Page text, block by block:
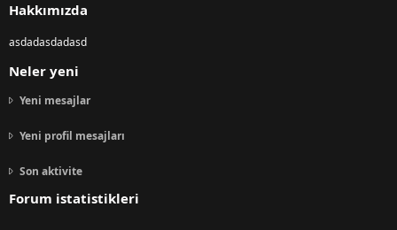
Hakkımızda
asdadasdadasd
Neler yeni
Yeni mesajlar
Yeni profil mesajları
Son aktivite
Forum istatistikleri